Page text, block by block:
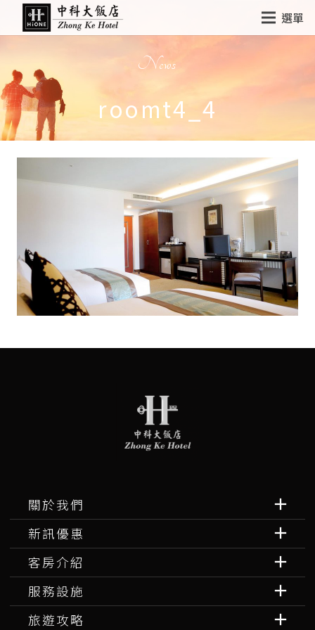
選單
News
roomt4_4
關於我們
新訊優惠
客房介紹
服務設施
旅遊攻略